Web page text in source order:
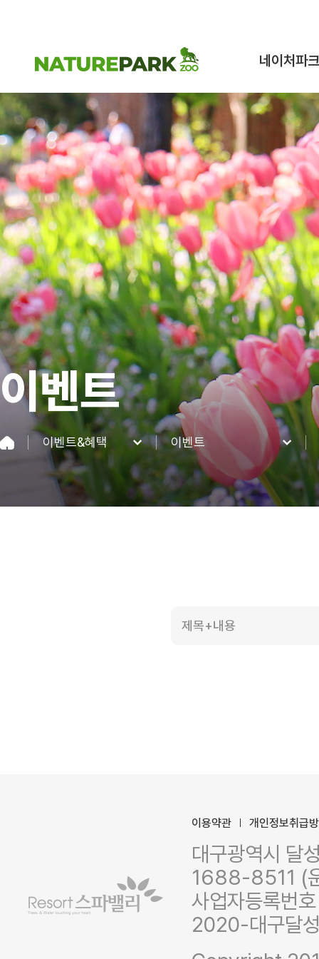
네이처파크
네이처파크 이
구조동물 스토
시설안내
이벤트
이벤트&혜택
네이처파크
이용정보
이벤트
이벤트
혜택
제목+내용
이용약관 개인정보취급
대구광역시 달
1688-8511 (
사업자등록번
2020-대구달